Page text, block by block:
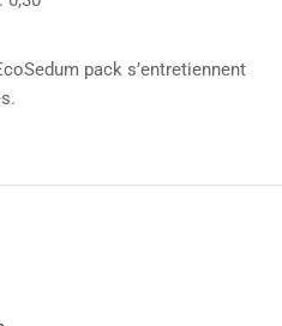
pack s’entretiennent